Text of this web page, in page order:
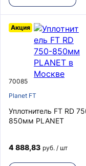
70085
Planet FT
Акция
Уплотнитель FT RD 750-
850мм PLANET
4 888,83 руб. / шт